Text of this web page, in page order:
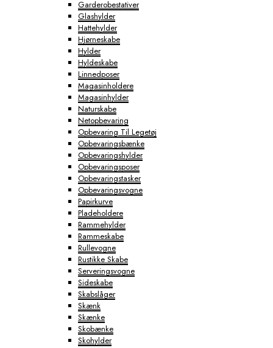
Garderobestativer
Glashylder
Hattehylder
Hjørneskabe
Hylder
Hyldeskabe
Linnedposer
Magasinholdere
Magasinhylder
Naturskabe
Netopbevaring
Opbevaring Til Legetøj
Opbevaringsbænke
Opbevaringshylder
Opbevaringsposer
Opbevaringstasker
Opbevaringsvogne
Papirkurve
Pladeholdere
Rammehylder
Rammeskabe
Rullevogne
Rustikke Skabe
Serveringsvogne
Sideskabe
Skabslåger
Skænk
Skænke
Skobænke
Skohylder